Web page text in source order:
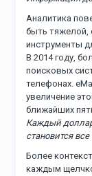
Аналитика
быть тяжелой,
инструменты
В 2014 году,
поисковых
телефонах.
увеличение
ближайших
Каждый
становится
Более
каждым